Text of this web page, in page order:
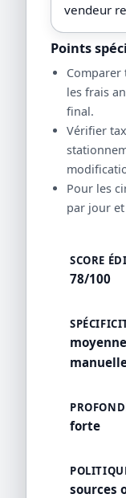
vendeur
Points
les frais
final.
Vérifier
Pour les
par jour
SCORE
78/100
forte
sources